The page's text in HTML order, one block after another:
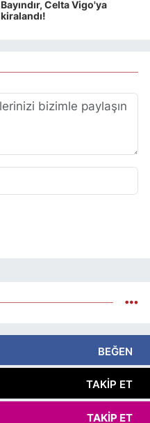
Bayındır, Celta Vigo'ya
kiralandı!
BEĞEN
TAKIP ET
TAKIP ET